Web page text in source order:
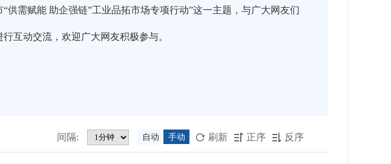
“供需赋能 助企强链”工业品拓市场专项行动”这一主题，与广大网友们
行互动交流，欢迎广大网友积极参与。
间隔: 自动 手动  刷新  正序  反序